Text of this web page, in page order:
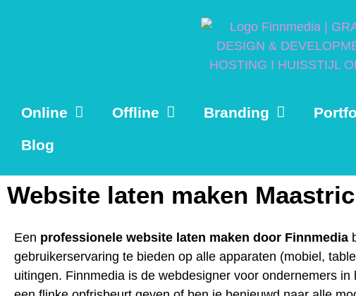
Online Offline Branding
Blog
Website laten maken
Een professionele website laten maken door Finnmedia
gebruikerservaring te bieden op alle apparaten (mobiel,
uitingen. Finnmedia is de webdesigner voor ondernemers